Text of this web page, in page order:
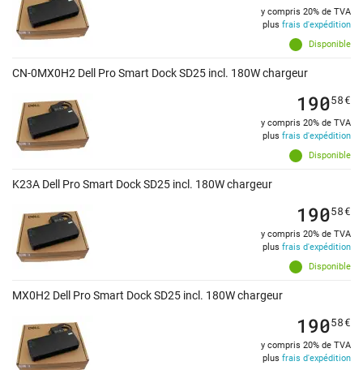
Disponible
y compris 20% de TVA
plus frais d'expédition
CN-0MX0H2 Dell Pro Smart Dock SD25 incl. 180W chargeur
Disponible
19058€
y compris 20% de TVA
plus frais d'expédition
K23A Dell Pro Smart Dock SD25 incl. 180W chargeur
Disponible
19058€
y compris 20% de TVA
plus frais d'expédition
MX0H2 Dell Pro Smart Dock SD25 incl. 180W chargeur
19058€
y compris 20% de TVA
plus frais d'expédition